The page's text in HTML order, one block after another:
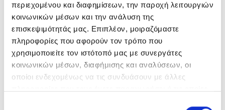
περιεχομένου και διαφημίσεων, την παροχή λειτουργιών
κοινωνικών μέσων και την ανάλυση της
επισκεψιμότητάς μας. Επιπλέον, μοιραζόμαστε
πληροφορίες που αφορούν τον τρόπο που
χρησιμοποιείτε τον ιστότοπό μας με συνεργάτες
κοινωνικών μέσων, διαφήμισης και αναλύσεων, οι
οποίοι ενδεχομένως να τις συνδυάσουν με άλλες
LATARKI
SMD A BULBS
SMD CANDLE BULBS